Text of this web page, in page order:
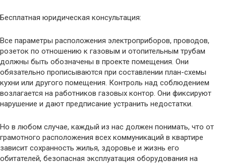
Бесплатная юридическая консультация:
Все параметры расположения электроприборов, проводов,
розеток по отношению к газовым и отопительным трубам
должны быть обозначены в проекте помещения. Они
обязательно прописываются при составлении план-схемы
кухни или другого помещения. Контроль над соблюдением
возлагается на работников газовых контор. Они фиксируют
нарушение и дают предписание устранить недостатки.
Но в любом случае, каждый из нас должен понимать, что от
грамотного расположения всех коммуникаций в квартире
зависит сохранность жилья, здоровье и жизнь его
обитателей, безопасная эксплуатация оборудования на